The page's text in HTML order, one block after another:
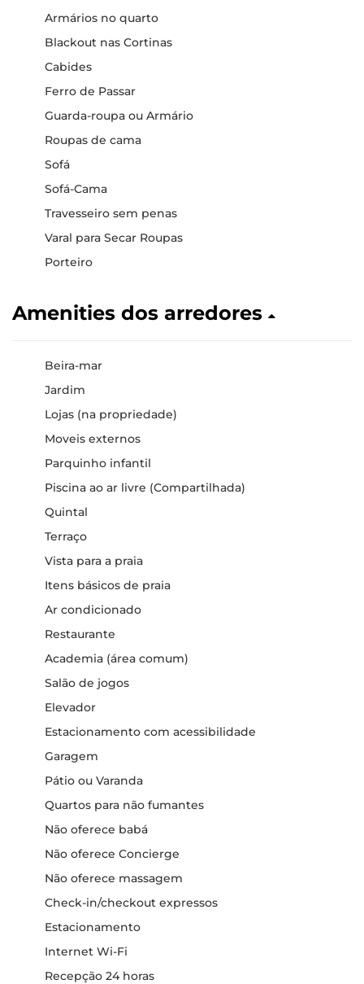
Armários no quarto
Blackout nas Cortinas
Cabides
Ferro de Passar
Guarda-roupa ou Armário
Roupas de cama
Sofá
Sofá-Cama
Travesseiro sem penas
Varal para Secar Roupas
Porteiro
Amenities dos arredores
Beira-mar
Jardim
Lojas (na propriedade)
Moveis externos
Parquinho infantil
Piscina ao ar livre (Compartilhada)
Quintal
Terraço
Vista para a praia
Itens básicos de praia
Ar condicionado
Restaurante
Academia (área comum)
Salão de jogos
Elevador
Estacionamento com acessibilidade
Garagem
Pátio ou Varanda
Quartos para não fumantes
Não oferece babá
Não oferece Concierge
Não oferece massagem
Check-in/checkout expressos
Estacionamento
Internet Wi-Fi
Recepção 24 horas